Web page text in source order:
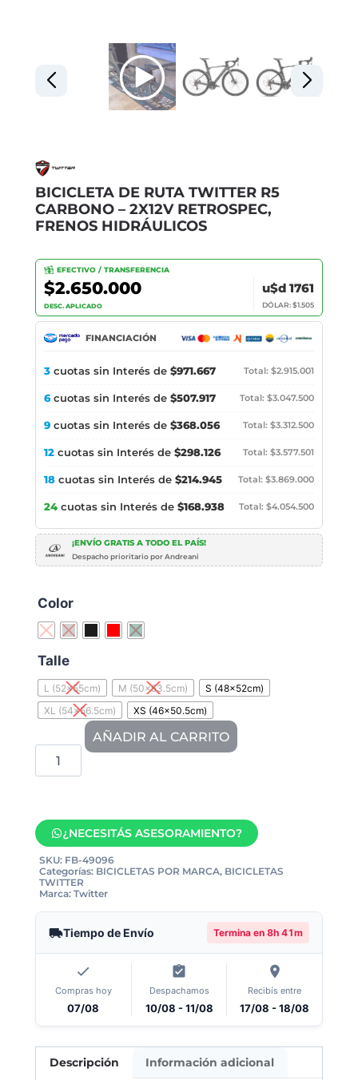
BICICLETA DE RUTA TWITTER R5
CARBONO – 2X12V RETROSPEC,
FRENOS HIDRÁULICOS
EFECTIVO / TRANSFERENCIA
$2.650.000
DESC. APLICADO
u$d 1761
DÓLAR: $1.505
FINANCIACIÓN
3 cuotas sin Interés de $971.667 Total: $2.915.001
6cuotas sin Interés de $507.917 Total: $3.047.500
9 cuotas sin Interés de $368.056 Total: $3.312.500
12 cuotas sin Interés de $298.126 Total: $3.577.501
18 cuotas sin Interés de $214.945 Total: $3.869.000
24 cuotas sin Interés de $168.938 Total: $4.054.500
¡ENVÍO GRATIS A TODO EL PAÍS!
Despacho prioritario por Andreani
Color
Talle
L (52x55cm) M (50x53.5cm)
S (48x52cm)
XL (54x56.5cm)
XS (46x50.5cm)
AÑADIR AL CARRITO
¿NECESITÁS ASESORAMIENTO?
SKU: FB-49096
Categorías: BICICLETAS POR MARCA, BICICLETAS
TWITTER
Marca: Twitter
Tiempo de Envío Termina en 8h 41m
Compras hoy
07/08
Despachamos
10/08 - 11/08
Recibís entre
17/08 - 18/08
Descripción Información adicional